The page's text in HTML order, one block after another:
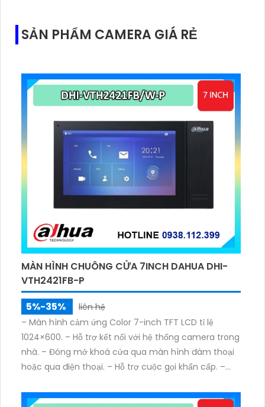
SẢN PHẨM CAMERA GIÁ RẺ
MÀN HÌNH CHUÔNG CỬA 7INCH DAHUA DHI-
VTH2421FB-P
5%-35%
liên hệ
– Màn hình cảm ứng Color 7-inch TFT LCD tỉ lệ
1024×600. – Hỗ trợ kết nối với hệ thống camera trong
nhà. – Đóng mở khoá cửa qua màn hình đàm thoại
hoặc qua điện thoại. – Hỗ trợ cuộc gọi khẩn cấp. –